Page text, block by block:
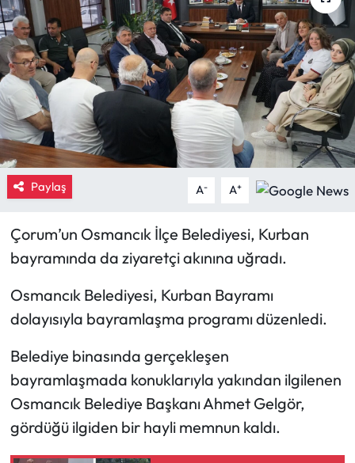
Paylaş A- A+
Çorum’un Osmancık İlçe Belediyesi, Kurban
bayramında da ziyaretçi akınına uğradı.
Osmancık Belediyesi, Kurban Bayramı
dolayısıyla bayramlaşma programı düzenledi.
Belediye binasında gerçekleşen
bayramlaşmada konuklarıyla yakından ilgilenen
Osmancık Belediye Başkanı Ahmet Gelgör,
gördüğü ilgiden bir hayli memnun kaldı.
Dodurga Haberleri
Eğitim
Ekonomi
Güncel
İskilip Haberleri
Kargı Haberleri
Kültür Sanat
Laçin Haberleri
Magazin
Mecitözü Haberleri
Haber Arşivi